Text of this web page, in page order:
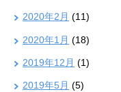
2020年2月 (11)
2020年1月 (18)
2019年12月 (1)
2019年5月 (5)